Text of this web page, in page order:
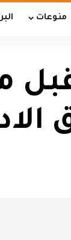
منوعات